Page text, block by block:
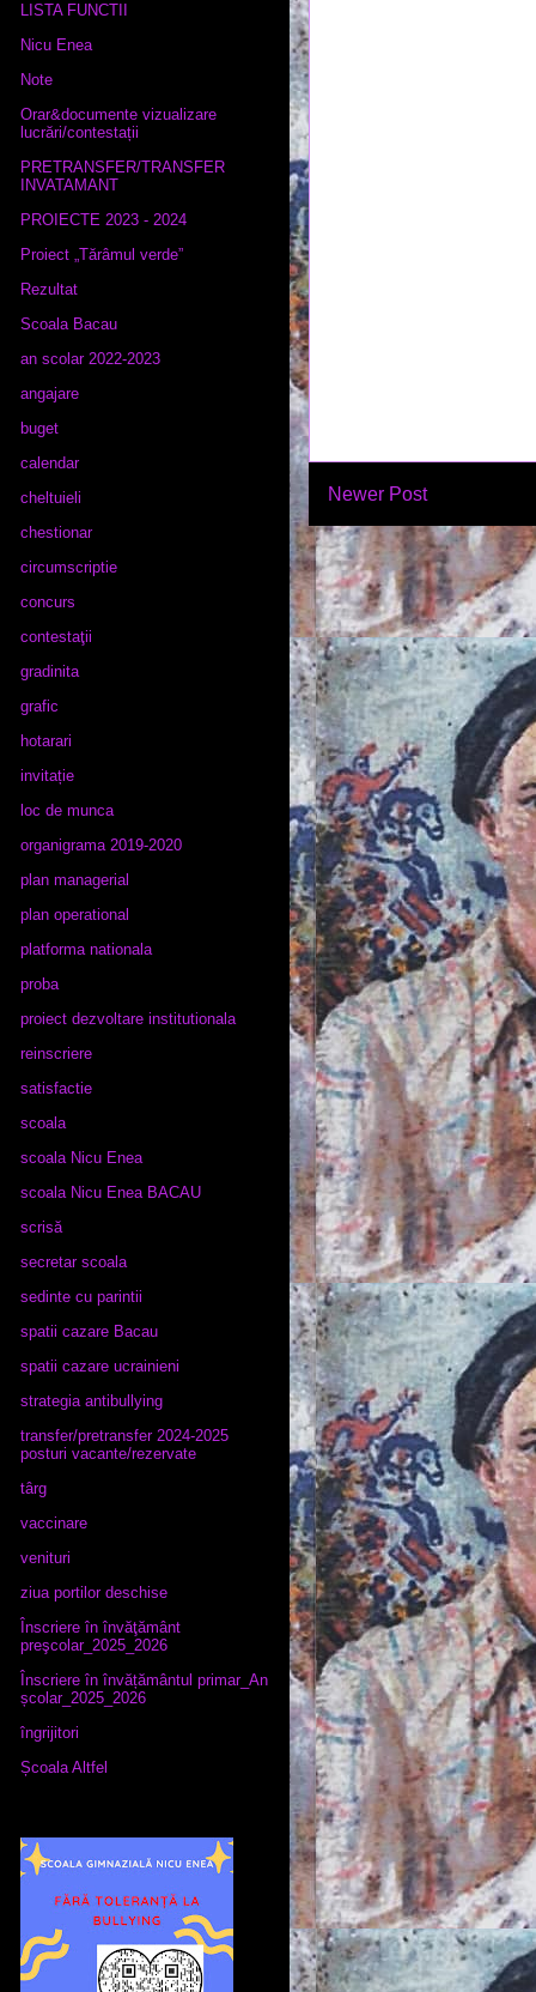
Newer Post
LISTA FUNCTII
Nicu Enea
Note
Orar&documente vizualizare
lucrări/contestații
PRETRANSFER/TRANSFER
INVATAMANT
PROIECTE 2023 - 2024
Proiect „Tărâmul verde”
Rezultat
Scoala Bacau
an scolar 2022-2023
angajare
buget
calendar
cheltuieli
chestionar
circumscriptie
concurs
contestaţii
gradinita
grafic
hotarari
invitație
loc de munca
organigrama 2019-2020
plan managerial
plan operational
platforma nationala
proba
proiect dezvoltare institutionala
reinscriere
satisfactie
scoala
scoala Nicu Enea
scoala Nicu Enea BACAU
scrisă
secretar scoala
sedinte cu parintii
spatii cazare Bacau
spatii cazare ucrainieni
strategia antibullying
transfer/pretransfer 2024-2025
posturi vacante/rezervate
târg
vaccinare
venituri
ziua portilor deschise
Înscriere în învăţământ
preşcolar_2025_2026
Înscriere în învățământul primar_An
școlar_2025_2026
îngrijitori
Școala Altfel